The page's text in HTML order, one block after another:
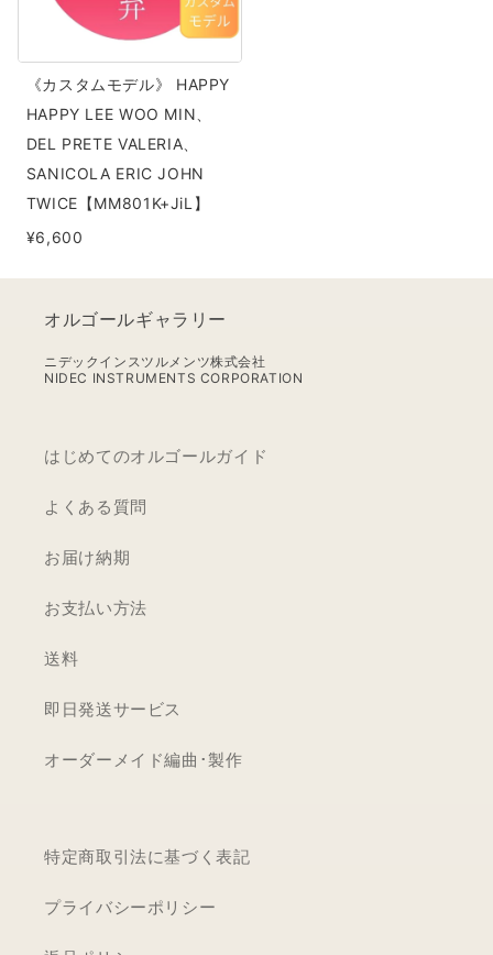
HAPPY
HAPPY
LEE
WOO
MIN、
DEL
PRETE
ERIC
JOHN
TWICE【MM801K+JiL】
《カスタムモデル》 HAPPY
HAPPY LEE WOO MIN、
DEL PRETE VALERIA、
SANICOLA ERIC JOHN
TWICE【MM801K+JiL】
¥6,600
オルゴールギャラリー
ニデックインスツルメンツ株式会社
NIDEC INSTRUMENTS CORPORATION
はじめてのオルゴールガイド
よくある質問
お届け納期
お支払い方法
送料
即日発送サービス
オーダーメイド編曲･製作
特定商取引法に基づく表記
プライバシーポリシー